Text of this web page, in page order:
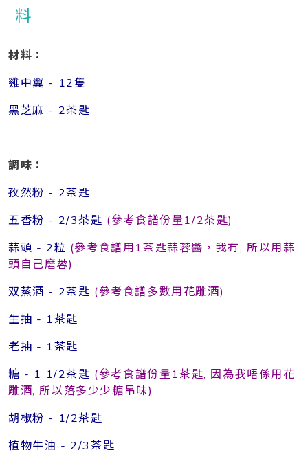
材料：
雞中翼 - 12隻
黑芝麻 - 2茶匙
調味：
孜然粉 - 2茶匙
五香粉 - 2/3茶匙 (參考食譜份量1/2茶匙)
蒜頭 - 2粒 (參考食譜用1茶匙蒜蓉醬，我冇, 所以用蒜
頭自己磨蓉)
双蒸酒 - 2茶匙 (參考食譜多數用花雕酒)
生抽 - 1茶匙
老抽 - 1茶匙
糖 - 1 1/2茶匙 (參考食譜份量1茶匙, 因為我唔係用花
雕酒, 所以落多少少糖吊味)
胡椒粉 - 1/2茶匙
植物牛油 - 2/3茶匙